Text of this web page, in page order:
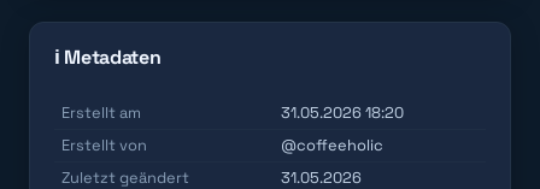
ℹ️ Metadaten
Erstellt am
31.05.2026 18:20
Erstellt von
@coffeeholic
Zuletzt geändert
31.05.2026